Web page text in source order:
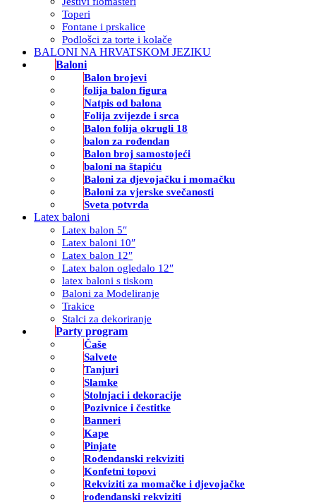
Toperi
Fontane i prskalice
Podlošci za torte i kolače
BALONI NA HRVATSKOM JEZIKU
Baloni
Balon brojevi
folija balon figura
Natpis od balona
Folija zvijezde i srca
Balon folija okrugli 18
balon za rođendan
Balon broj samostojeći
baloni na štapiću
Baloni za djevojačku i momačku
Baloni za vjerske svečanosti
Sveta potvrda
Latex baloni
Latex balon 5″
Latex baloni 10″
Latex balon 12″
Latex balon ogledalo 12″
latex baloni s tiskom
Baloni za Modeliranje
Trakice
Stalci za dekoriranje
Party program
Čaše
Salvete
Tanjuri
Slamke
Stolnjaci i dekoracije
Pozivnice i čestitke
Banneri
Kape
Pinjate
Rođendanski rekviziti
Konfetni topovi
Rekviziti za momačke i djevojačke
rođendanski rekviziti